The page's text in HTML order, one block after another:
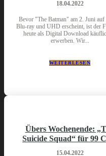
18.04.2022
Bevor "The Batman" am 2. Juni
Blu-ray und UHD erscheint, ist der
heute als Digital Download
erwerben. Wir...
WEITERLESEN
Übers Wochenende:
Suicide Squad“ für 99
15.04.2022